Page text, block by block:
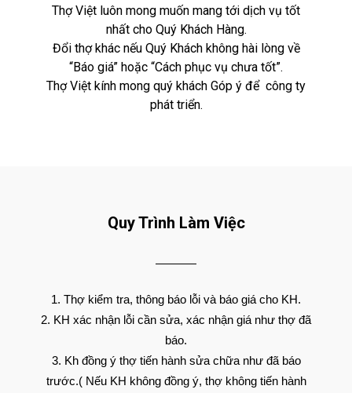
Thợ Việt luôn mong muốn mang tới dịch vụ tốt
nhất cho Quý Khách Hàng.
Đổi thợ khác nếu Quý Khách không hài lòng về
“Báo giá” hoặc “Cách phục vụ chưa tốt”.
Thợ Việt kính mong quý khách Góp ý để công ty
phát triển.
Quy Trình Làm Việc
Thợ kiểm tra, thông báo lỗi và báo giá cho KH.
KH xác nhận lỗi cần sửa, xác nhận giá như thợ đã
báo.
Kh đồng ý thợ tiến hành sửa chữa như đã báo
trước.( Nếu KH không đồng ý, thợ không tiến hành